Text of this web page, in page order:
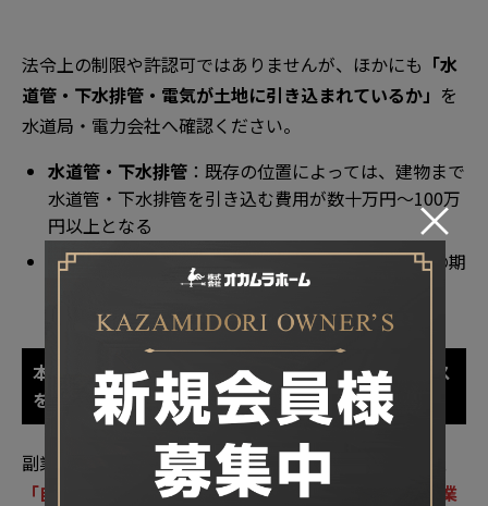
法令上の制限や許認可ではありませんが、ほかにも 「水
道管・下水排管・電気が土地に引き込まれているか」 を
水道局・電力会社へ確認ください。
水道管・下水排管 ：既存の位置によっては、建物まで
水道管・下水排管を引き込む費用が数十万円〜100万
円以上となる
電気：近くに電柱がない場合は電気引き込みまでの期
間が2〜3ヶ月かかる
本業の妨げにならない管理体制を構築できるビジネス
を選ぶ
副業で遠方の土地を活用したビジネスを始める際には、
「自分が管理しきれる範囲の業務内容」を優先して事業
×